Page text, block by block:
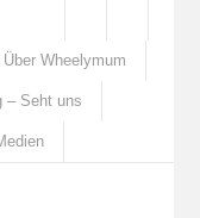
Über Wheelymum
– Seht uns